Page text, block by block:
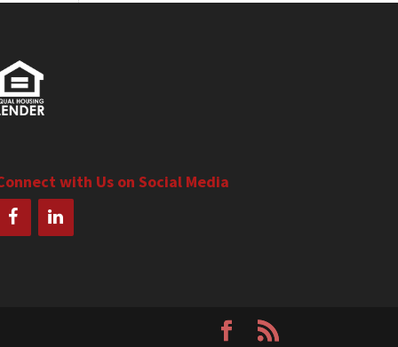
with Us on Social Media